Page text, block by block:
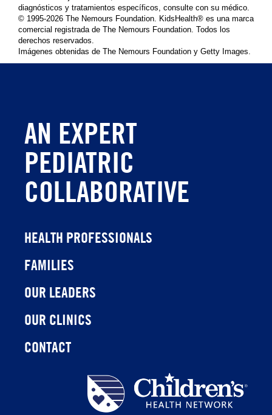
diagnósticos y tratamientos específicos, consulte con su médico.
© 1995-2026 The Nemours Foundation. KidsHealth® es una marca
comercial registrada de The Nemours Foundation. Todos los
derechos reservados.
Imágenes obtenidas de The Nemours Foundation y Getty Images.
AN EXPERT
PEDIATRIC
COLLABORATIVE
HEALTH PROFESSIONALS
FAMILIES
OUR LEADERS
OUR CLINICS
CONTACT